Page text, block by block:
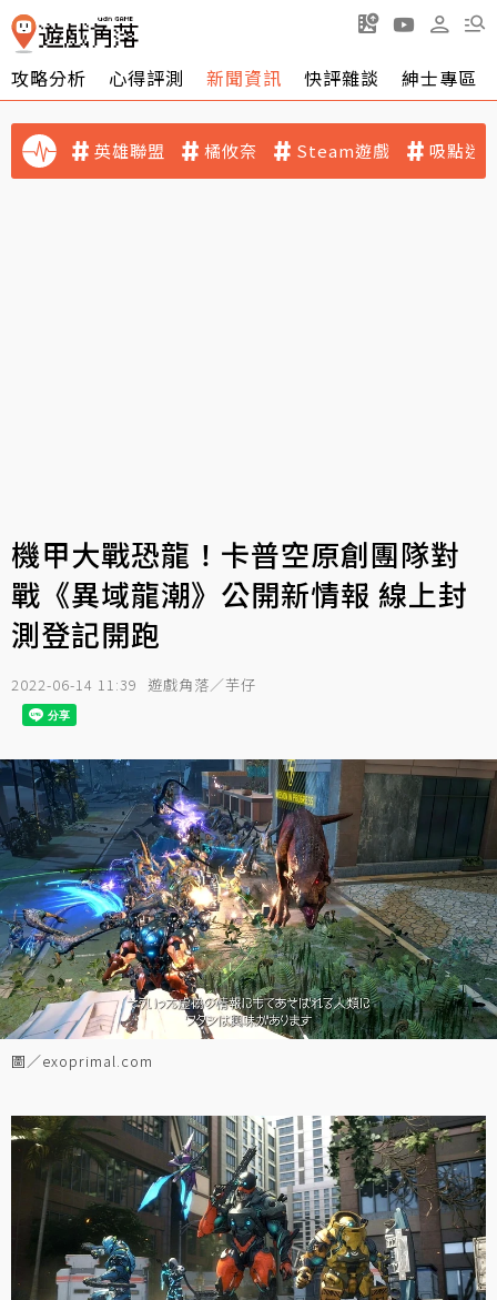
攻略分析 心得評測 新聞資訊 快評雜談 紳士專區
英雄聯盟 橘攸奈 Steam遊戲 吸點迷
機甲大戰恐龍！卡普空原創團隊對
戰《異域龍潮》公開新情報 線上封
測登記開跑
2022-06-14 11:39 遊戲角落／芋仔
圖／exoprimal.com